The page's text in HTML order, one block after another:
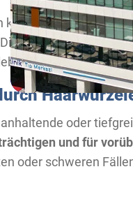
kann sich die
schwerwiegendste
oder
und für
oder schweren